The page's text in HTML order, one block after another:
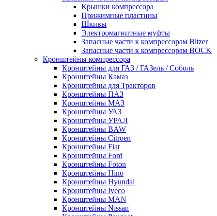
Крышки компрессора
Прижимные пластины
Шкивы
Электромагнитные муфты
Запасные части к компрессорам Bitzer
Запасные части к компрессорам BOCK
Кронштейны компрессора
Кронштейны для ГАЗ / ГАЗель / Соболь
Кронштейны Камаз
Кронштейны для Тракторов
Кронштейны ПАЗ
Кронштейны МАЗ
Кронштейны УАЗ
Кронштейны УРАЛ
Кронштейны BAW
Кронштейны Citroen
Кронштейны Fiat
Кронштейны Ford
Кронштейны Foton
Кронштейны Hino
Кронштейны Hyundai
Кронштейны Iveco
Кронштейны MAN
Кронштейны Nissan